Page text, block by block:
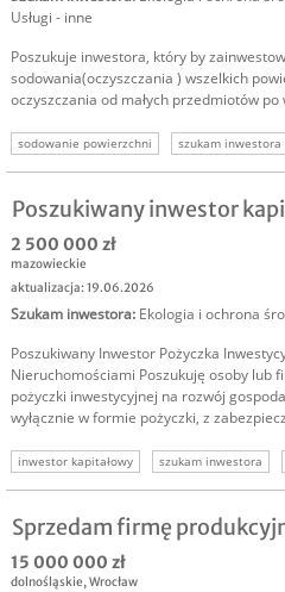
Usługi - inne
Poszukuje inwestora, który by
sodowania(oczyszczania ) wszelkich
oczyszczania od małych przedmiotów
sodowanie powierzchni szukam inwestora
Poszukiwany inwestor
2 500 000 zł
mazowieckie
aktualizacja: 19.06.2026
Szukam inwestora: Ekologia i ochrona
Poszukiwany Inwestor Pożyczka
Nieruchomościami Poszukuję osoby lub
pożyczki inwestycyjnej na rozwój
wyłącznie w formie pożyczki, z
inwestor kapitałowy szukam inwestora
Sprzedam firmę
15 000 000 zł
dolnośląskie,Wrocław